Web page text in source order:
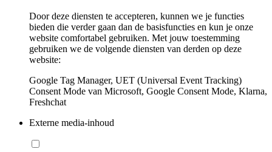
Door deze diensten te accepteren, kunnen we je functies
bieden die verder gaan dan de basisfuncties en kun je onze
website comfortabel gebruiken. Met jouw toestemming
gebruiken we de volgende diensten van derden op deze
website:
Google Tag Manager, UET (Universal Event Tracking)
Consent Mode van Microsoft, Google Consent Mode, Klarna,
Freshchat
Externe media-inhoud